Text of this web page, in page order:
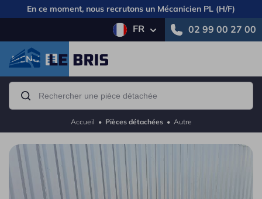
En ce moment, nous recrutons un Mécanicien PL (H/F)
FR 02 99 00 27 00
MENU
Accueil • Pièces détachées• Autre